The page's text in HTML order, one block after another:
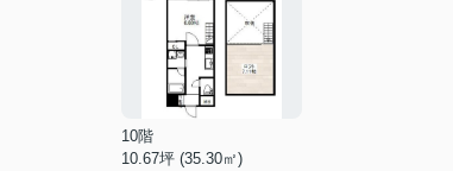
10階
10.67坪 (35.30㎡)